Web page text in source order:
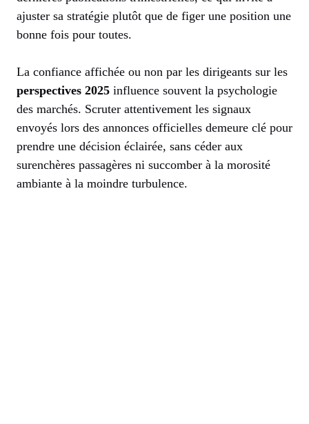
ajuster sa stratégie plutôt que de figer une position une
bonne fois pour toutes.
La confiance affichée ou non par les dirigeants sur les
perspectives 2025 influence souvent la psychologie
des marchés. Scruter attentivement les signaux
envoyés lors des annonces officielles demeure clé pour
prendre une décision éclairée, sans céder aux
surenchères passagères ni succomber à la morosité
ambiante à la moindre turbulence.